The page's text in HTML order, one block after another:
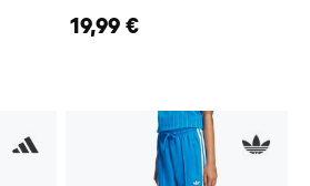
19,99 €